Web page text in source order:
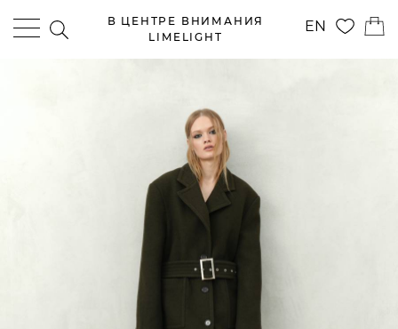
В ЦЕНТРЕ ВНИМАНИЯ
LIMELIGHT
EN